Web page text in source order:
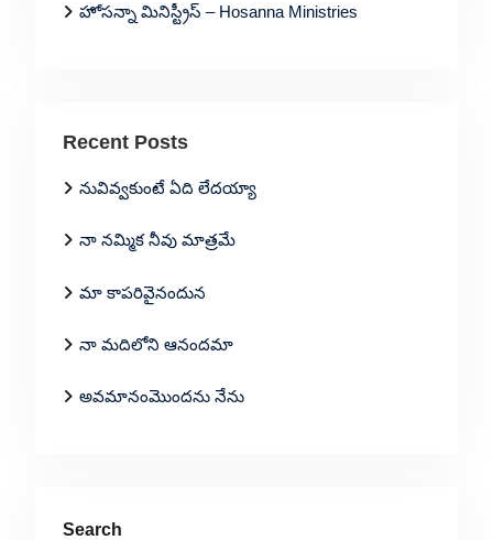
హోసన్నా మినిస్ట్రీస్ – Hosanna Ministries
Recent Posts
నువివ్వకుంటే ఏది లేదయ్యా
నా నమ్మిక నీవు మాత్రమే
మా కాపరివైనందున
నా మదిలోని ఆనందమా
అవమానంమొందను నేను
Search